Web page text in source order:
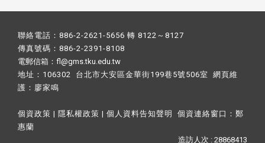
聯絡電話：886-2-2621-5656 轉 8122～8127
傳真號碼：886-2-2391-8108
電郵信箱：fl@gms.tku.edu.tw
地址：106302 台北市大安區金華街199巷5號506室 網頁維
護： 廖家鳴​
個資政策 | 隱私權政策 | 個人資料告知聲明 個資連絡窗口： 鄭
惠蘭
造訪人次 : 28868413